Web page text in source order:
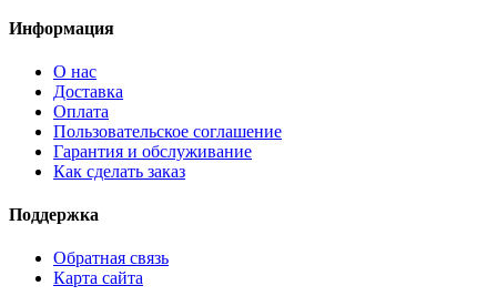
Информация
О нас
Доставка
Оплата
Пользовательское соглашение
Гарантия и обслуживание
Как сделать заказ
Поддержка
Обратная связь
Карта сайта